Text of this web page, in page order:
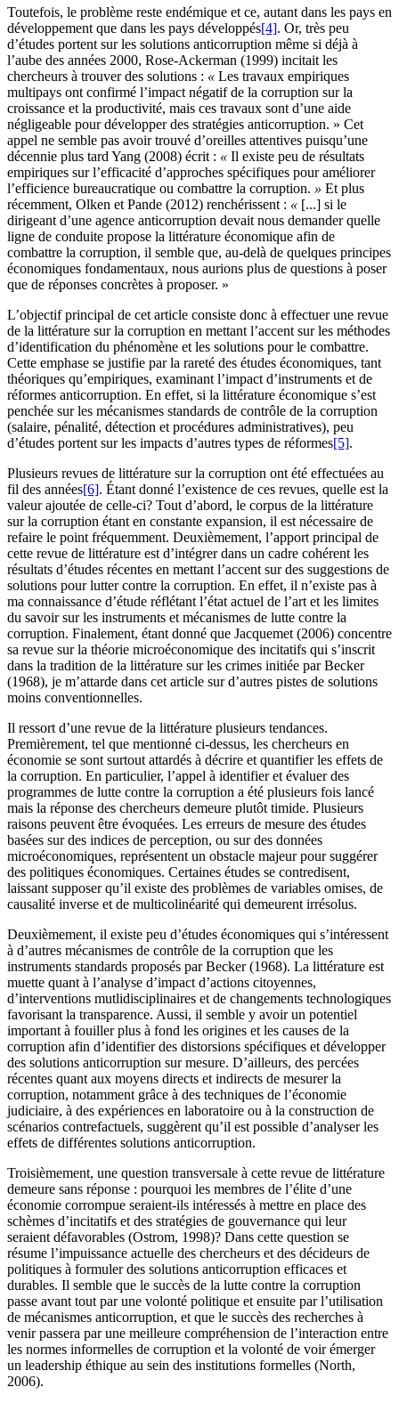
Toutefois, le problème reste endémique et ce, autant dans les pays en
développement que dans les pays développés[4]. Or, très peu
d’études portent sur les solutions anticorruption même si déjà à
l’aube des années 2000, Rose-Ackerman (1999) incitait les
chercheurs à trouver des solutions : « Les travaux empiriques
multipays ont confirmé l’impact négatif de la corruption sur la
croissance et la productivité, mais ces travaux sont d’une aide
négligeable pour développer des stratégies anticorruption. » Cet
appel ne semble pas avoir trouvé d’oreilles attentives puisqu’une
décennie plus tard Yang (2008) écrit : « Il existe peu de résultats
empiriques sur l’efficacité d’approches spécifiques pour améliorer
l’efficience bureaucratique ou combattre la corruption. » Et plus
récemment, Olken et Pande (2012) renchérissent : « [...] si le
dirigeant d’une agence anticorruption devait nous demander quelle
ligne de conduite propose la littérature économique afin de
combattre la corruption, il semble que, au-delà de quelques principes
économiques fondamentaux, nous aurions plus de questions à poser
que de réponses concrètes à proposer. »
L’objectif principal de cet article consiste donc à effectuer une revue
de la littérature sur la corruption en mettant l’accent sur les méthodes
d’identification du phénomène et les solutions pour le combattre.
Cette emphase se justifie par la rareté des études économiques, tant
théoriques qu’empiriques, examinant l’impact d’instruments et de
réformes anticorruption. En effet, si la littérature économique s’est
penchée sur les mécanismes standards de contrôle de la corruption
(salaire, pénalité, détection et procédures administratives), peu
d’études portent sur les impacts d’autres types de réformes[5].
Plusieurs revues de littérature sur la corruption ont été effectuées au
fil des années[6]. Étant donné l’existence de ces revues, quelle est la
valeur ajoutée de celle-ci? Tout d’abord, le corpus de la littérature
sur la corruption étant en constante expansion, il est nécessaire de
refaire le point fréquemment. Deuxièmement, l’apport principal de
cette revue de littérature est d’intégrer dans un cadre cohérent les
résultats d’études récentes en mettant l’accent sur des suggestions de
solutions pour lutter contre la corruption. En effet, il n’existe pas à
ma connaissance d’étude réflétant l’état actuel de l’art et les limites
du savoir sur les instruments et mécanismes de lutte contre la
corruption. Finalement, étant donné que Jacquemet (2006) concentre
sa revue sur la théorie microéconomique des incitatifs qui s’inscrit
dans la tradition de la littérature sur les crimes initiée par Becker
(1968), je m’attarde dans cet article sur d’autres pistes de solutions
moins conventionnelles.
Il ressort d’une revue de la littérature plusieurs tendances.
Premièrement, tel que mentionné ci-dessus, les chercheurs en
économie se sont surtout attardés à décrire et quantifier les effets de
la corruption. En particulier, l’appel à identifier et évaluer des
programmes de lutte contre la corruption a été plusieurs fois lancé
mais la réponse des chercheurs demeure plutôt timide. Plusieurs
raisons peuvent être évoquées. Les erreurs de mesure des études
basées sur des indices de perception, ou sur des données
microéconomiques, représentent un obstacle majeur pour suggérer
des politiques économiques. Certaines études se contredisent,
laissant supposer qu’il existe des problèmes de variables omises, de
causalité inverse et de multicolinéarité qui demeurent irrésolus.
Deuxièmement, il existe peu d’études économiques qui s’intéressent
à d’autres mécanismes de contrôle de la corruption que les
instruments standards proposés par Becker (1968). La littérature est
muette quant à l’analyse d’impact d’actions citoyennes,
d’interventions mutlidisciplinaires et de changements technologiques
favorisant la transparence. Aussi, il semble y avoir un potentiel
important à fouiller plus à fond les origines et les causes de la
corruption afin d’identifier des distorsions spécifiques et développer
des solutions anticorruption sur mesure. D’ailleurs, des percées
récentes quant aux moyens directs et indirects de mesurer la
corruption, notamment grâce à des techniques de l’économie
judiciaire, à des expériences en laboratoire ou à la construction de
scénarios contrefactuels, suggèrent qu’il est possible d’analyser les
effets de différentes solutions anticorruption.
Troisièmement, une question transversale à cette revue de littérature
demeure sans réponse : pourquoi les membres de l’élite d’une
économie corrompue seraient-ils intéressés à mettre en place des
schèmes d’incitatifs et des stratégies de gouvernance qui leur
seraient défavorables (Ostrom, 1998)? Dans cette question se
résume l’impuissance actuelle des chercheurs et des décideurs de
politiques à formuler des solutions anticorruption efficaces et
durables. Il semble que le succès de la lutte contre la corruption
passe avant tout par une volonté politique et ensuite par l’utilisation
de mécanismes anticorruption, et que le succès des recherches à
venir passera par une meilleure compréhension de l’interaction entre
les normes informelles de corruption et la volonté de voir émerger
un leadership éthique au sein des institutions formelles (North,
2006).